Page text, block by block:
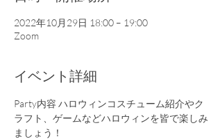
2022年10月29日 18:00 – 19:00
Zoom
イベント詳細
Party内容 ハロウィンコスチューム紹介やク
ラフト、ゲームなどハロウィンを皆で楽しみ
ましょう！